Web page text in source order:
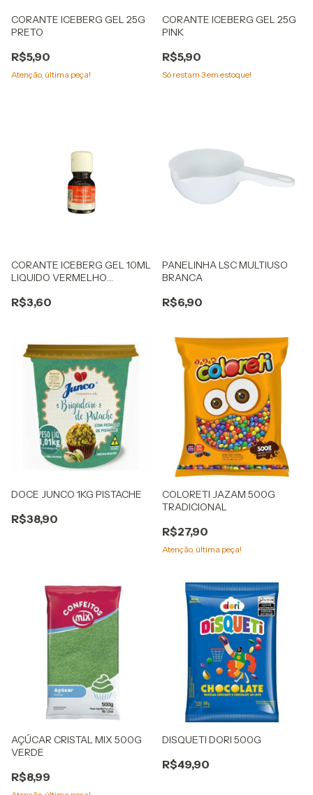
CORANTE ICEBERG GEL 25G
PRETO
R$5,90
Atenção, última peça!
CORANTE ICEBERG GEL 25G
PINK
R$5,90
Só restam 3em estoque!
CORANTE ICEBERG GEL 10ML
LIQUIDO VERMELHO
R$3,60
PANELINHA LSC MULTIUSO
BRANCA
R$6,90
DOCE JUNCO 1KG PISTACHE
R$38,90
COLORETI JAZAM 500G
TRADICIONAL
R$27,90
Atenção, última peça!
AÇÚCAR CRISTAL MIX 500G
VERDE
R$8,99
DISQUETI DORI 500G
R$49,90